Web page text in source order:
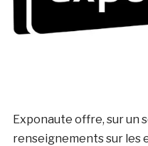
Exponaute offre, sur un
renseignements sur les